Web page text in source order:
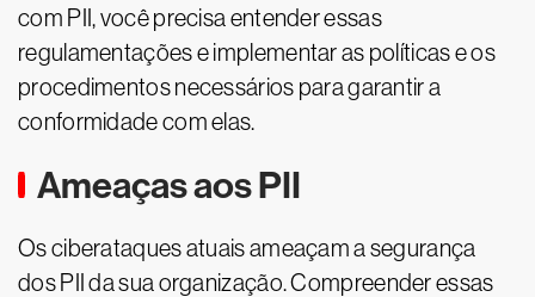
com PII, você precisa entender essas
regulamentações e implementar as políticas e os
procedimentos necessários para garantir a
conformidade com elas.
Ameaças aos PII
Os ciberataques atuais ameaçam a segurança
dos PII da sua organização. Compreender essas